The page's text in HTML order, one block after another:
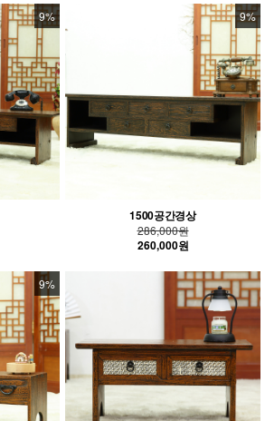
9% 9%
1500공간경상
286,000원
260,000원
9%